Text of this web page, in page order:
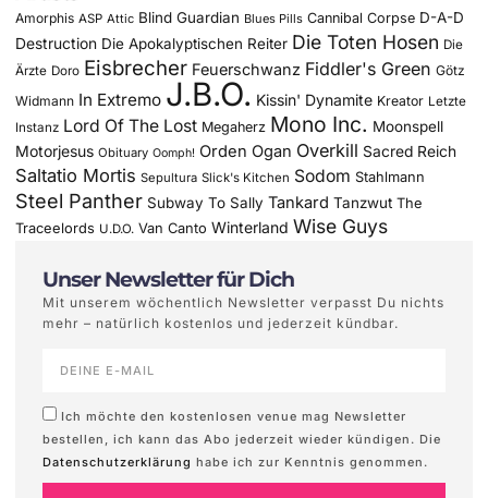
Amorphis ASP Attic Blind Guardian Blues Pills Cannibal Corpse D-A-D
Destruction Die Apokalyptischen Reiter Die Toten Hosen Die
Ärzte Doro Eisbrecher Feuerschwanz Fiddler's Green Götz
Widmann In Extremo J.B.O. Kissin' Dynamite Kreator Letzte
Instanz Lord Of The Lost Megaherz Mono Inc. Moonspell
Motorjesus Obituary Oomph! Orden Ogan Overkill Sacred Reich
Saltatio Mortis Sepultura Slick's Kitchen Sodom Stahlmann
Steel Panther Subway To Sally Tankard Tanzwut The
Traceelords U.D.O. Van Canto Winterland Wise Guys
Unser Newsletter für Dich
Mit unserem wöchentlich Newsletter verpasst Du nichts
mehr – natürlich kostenlos und jederzeit kündbar.
Ich möchte den kostenlosen venue mag Newsletter
bestellen, ich kann das Abo jederzeit wieder kündigen. Die
Datenschutzerklärung habe ich zur Kenntnis genommen.